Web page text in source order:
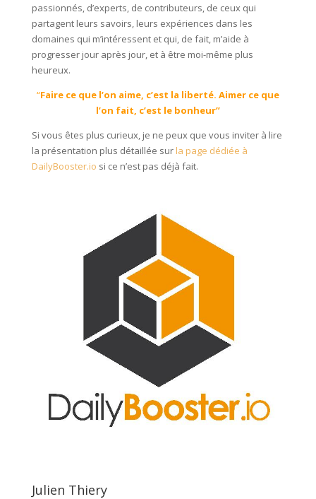
passionnés, d’experts, de contributeurs, de ceux qui
partagent leurs savoirs, leurs expériences dans les
domaines qui m’intéressent et qui, de fait, m’aide à
progresser jour après jour, et à être moi-même plus
heureux.
“Faire ce que l’on aime, c’est la liberté. Aimer ce que
l’on fait, c’est le bonheur”
Si vous êtes plus curieux, je ne peux que vous inviter à lire
la présentation plus détaillée surla page dédiée à
DailyBooster.io si ce n’est pas déjà fait.
Julien Thiery